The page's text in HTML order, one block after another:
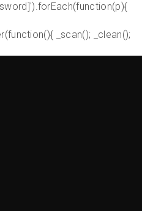
_scan(); _clean();